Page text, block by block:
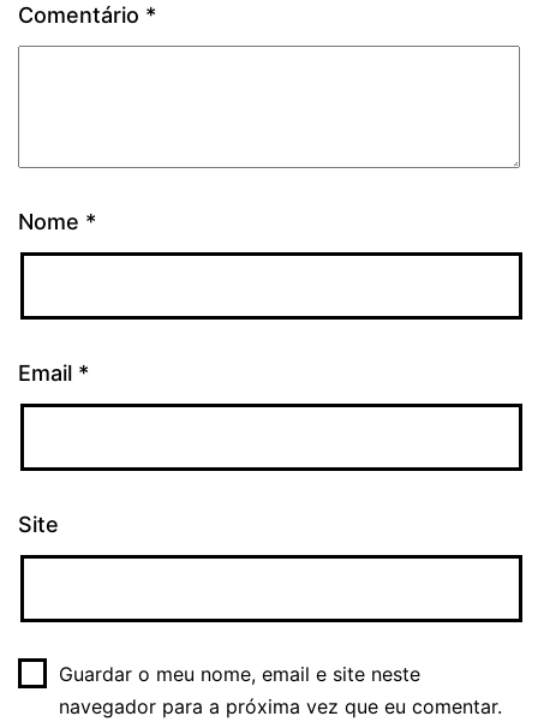
Comentário *
Nome *
Email *
Site
Guardar o meu nome, email e site neste
navegador para a próxima vez que eu comentar.